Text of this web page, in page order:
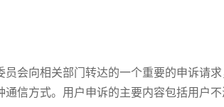
会向相关部门转达的一个重要的申诉请
信方式。用户申诉的主要内容包括用户